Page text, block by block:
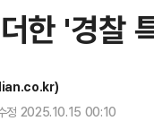
한 '경찰
정 2025.10.15 00:10